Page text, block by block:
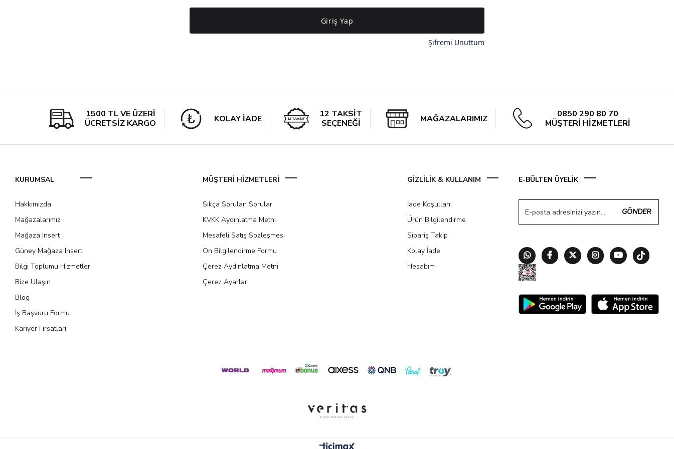
Giriş Yap
Şifremi Unuttum
1500 TL VE ÜZERİ
ÜCRETSİZ KARGO
KOLAY İADE
12 TAKSİT
SEÇENEĞİ
MAĞAZALARIMIZ
0850 290 80 70
MÜŞTERİ HİZMETLERİ
KURUMSAL
Hakkımızda
Mağazalarımız
Mağaza Insert
Güney Mağaza Insert
Bilgi Toplumu Hizmetleri
Bize Ulaşın
Blog
İş Başvuru Formu
Kariyer Fırsatları
MÜŞTERİ HİZMETLERİ
Sıkça Sorulan Sorular
KVKK Aydınlatma Metni
Mesafeli Satış Sözleşmesi
Ön Bilgilendirme Formu
Çerez Aydınlatma Metni
Çerez Ayarları
GİZLİLİK & KULLANIM
İade Koşulları
Ürün Bilgilendirme
Sipariş Takip
Kolay İade
Hesabım
E-BÜLTEN ÜYELİK
GÖNDER